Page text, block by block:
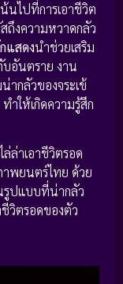
น้นไปที่การเอาชีวิต
ถึงความหวาดกลัว
แสดงนำช่วยเสริม
บอันตราย งาน
ากลัวของจระเข้
ำให้เกิดความรู้สึก
ล่าเอาชีวิตรอด
พยนตร์ไทย ด้วย
รูปแบบที่น่ากลัว
วิตรอดของตัว